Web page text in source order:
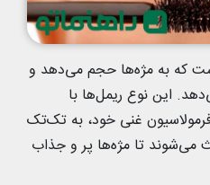
که به مژه‌ها حجم می‌دهد و
این نوع ریمل‌ها با
غنی خود، به تک‌تک
تا مژه‌ها پر و جذاب